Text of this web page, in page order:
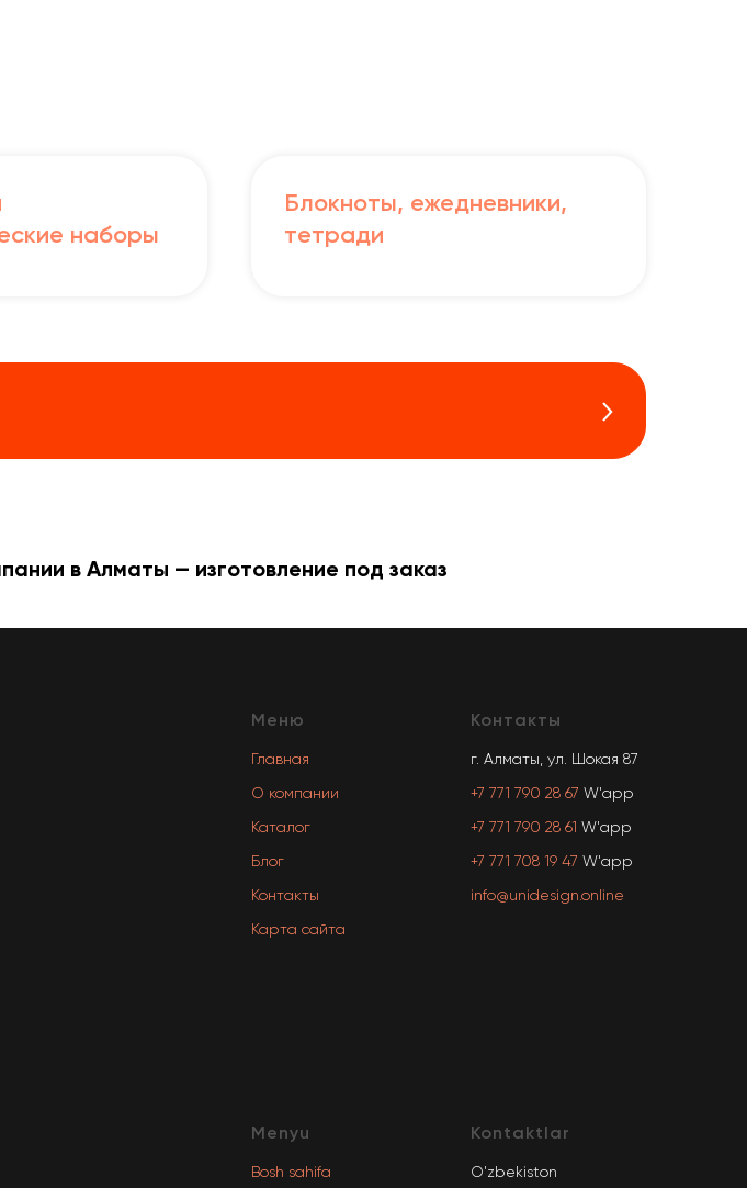
наборы
Блокноты, ежедневники,
тетради
в Алматы — изготовление под заказ
Меню
Главная
О компании
Каталог
Блог
Контакты
Карта сайта
Контакты
г. Алматы, ул. Шокая 87
+7 771 790 28 67 W'app
+7 771 790 28 61 W'app
+7 771 708 19 47 W'app
info@unidesign.online
Menyu
Bosh sahifa
Kontaktlar
O'zbekiston